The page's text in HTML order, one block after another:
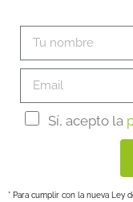
Sí, acepto la
* Para cumplir con la nueva Ley